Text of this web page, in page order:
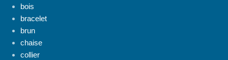
bois
bracelet
brun
chaise
collier